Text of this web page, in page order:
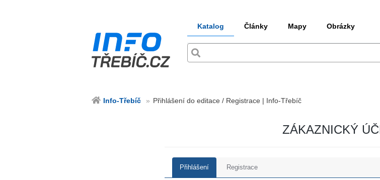
Katalog Články Mapy Obrázky
Info-Třebíč Přihlášení do editace / Registrace | Info-Třebíč
ZÁKAZNICKÝ
Přihlášení Registrace